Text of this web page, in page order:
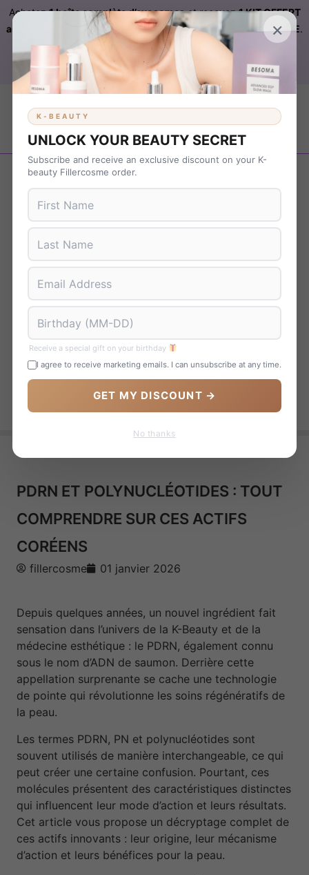
Achetez1 boîte complète d’exosomeset recevez1 KIT OFFERT
automatiquement ajouté à votre commande sur FILLERCOSME.
Livraison OFFERTE KBEAUTY
dès 899 € d’achat. Code :
B37NS7T9
PDRN ET POLYNUCLÉOTIDES : TOUT
COMPRENDRE SUR CES ACTIFS
CORÉENS
fillercosme 01 janvier 2026
Depuis quelques années, un nouvel ingrédient fait
sensation dans l’univers de la K-Beauty et de la
médecine esthétique : le PDRN, également connu
sous le nom d’ADN de saumon. Derrière cette
appellation surprenante se cache une technologie
de pointe qui révolutionne les soins régénératifs de
la peau.
Les termes PDRN, PN et polynucléotides sont
souvent utilisés de manière interchangeable, ce qui
peut créer une certaine confusion. Pourtant, ces
molécules présentent des caractéristiques distinctes
qui influencent leur mode d’action et leurs résultats.
Cet article vous propose un décryptage complet de
ces actifs innovants : leur origine, leur mécanisme
d’action et leurs bénéfices pour la peau.
×
K-BEAUTY
UNLOCK YOUR BEAUTY SECRET
Subscribe and receive an exclusive discount on your K-
beauty Fillercosme order.
Receive a special gift on your birthday
I agree to receive marketing emails. I can unsubscribe at any time.
GET MY DISCOUNT →
No thanks